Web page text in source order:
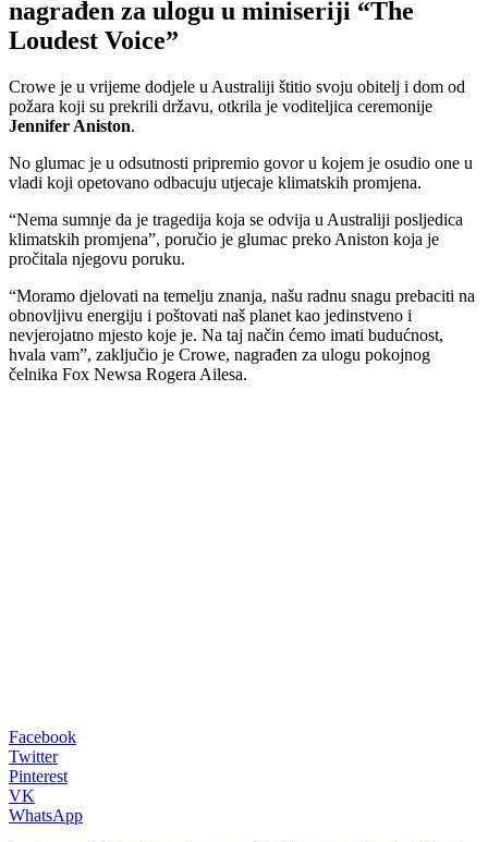
nagrađen za ulogu u miniseriji “The
Loudest Voice”
Crowe je u vrijeme dodjele u Australiji štitio svoju obitelj i dom od
požara koji su prekrili državu, otkrila je voditeljica ceremonije
Jennifer Aniston.
No glumac je u odsutnosti pripremio govor u kojem je osudio one u
vladi koji opetovano odbacuju utjecaje klimatskih promjena.
“Nema sumnje da je tragedija koja se odvija u Australiji posljedica
klimatskih promjena”, poručio je glumac preko Aniston koja je
pročitala njegovu poruku.
“Moramo djelovati na temelju znanja, našu radnu snagu prebaciti na
obnovljivu energiju i poštovati naš planet kao jedinstveno i
nevjerojatno mjesto koje je. Na taj način ćemo imati budućnost,
hvala vam”, zaključio je Crowe, nagrađen za ulogu pokojnog
čelnika Fox Newsa Rogera Ailesa.
Facebook
Twitter
Pinterest
VK
WhatsApp